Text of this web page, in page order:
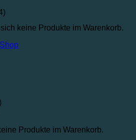
keine Produkte im Warenkorb.
Produkte im Warenkorb.